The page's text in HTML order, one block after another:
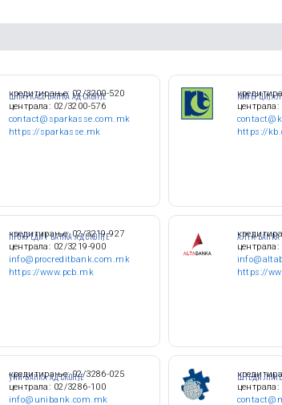
ШПАРКАСЕ БАНКА АД СКОПЈЕ
кредитирање: 02/3200-520
централа: 02/3200-576
contact@sparkasse.com.mk
https://sparkasse.mk
https://
ПРОКРЕДИТ БАНКА АД СКОПЈЕ
кредитирање: 02/3219-927
централа: 02/3219-900
info@procreditbank.com.mk
https://www.pcb.mk
АЛТА
https://
УНИ БАНКА АД СКОПЈЕ
кредитирање: 02/3286-025
централа: 02/3286-100
info@unibank.com.mk